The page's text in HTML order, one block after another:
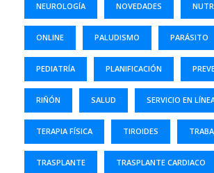
NEUROLOGÍA NOVEDADES
ONLINE PALUDISMO PARÁSITO
PEDIATRÍA PLANIFICACIÓN
RIÑÓN SALUD SERVICIO EN
TERAPIA FÍSICA TIROIDES
TRASPLANTE TRASPLANTE CARDIACO